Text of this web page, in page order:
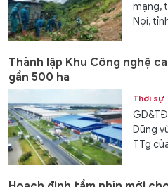
mạng,
Nọi,
Thành lập Khu Công nghệ
gần 500 ha
Thời sự
Dũng
TTg